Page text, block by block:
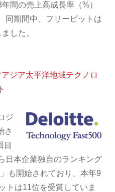
間の売上高成長率（%）
同期間中、フリービットは
した。
ジア太平洋地域テクノロ
ジ
さ
目
日本企業独自のランキング
も開始されており、本年9
トは11位を受賞していま